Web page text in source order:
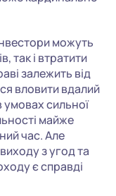
можуть
так і втратити
залежить від
вловити вдалий
умовах сильної
майже
час. Але
з угод та
є справді